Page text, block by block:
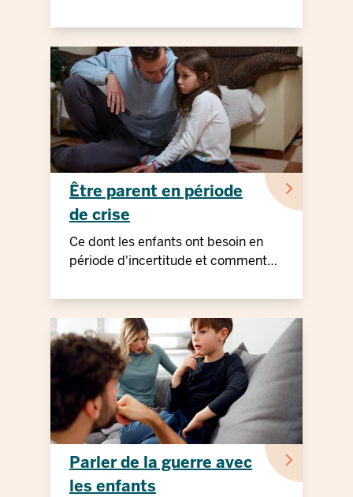
Être parent en période
de crise
Ce dont les enfants ont besoin en
période d'incertitude et comment
soutien
Parler de la guerre avec
les enfants